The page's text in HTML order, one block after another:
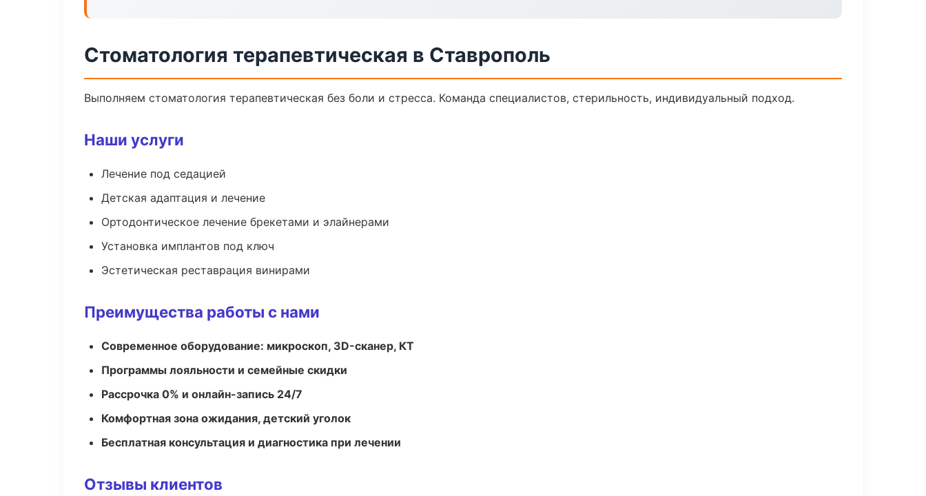
Стоматология терапевтическая в Ставрополь
Выполняем стоматология терапевтическая без боли и стресса. Команда специалистов, стерильность, индивидуальный подход.
Наши услуги
Лечение под седацией
Детская адаптация и лечение
Ортодонтическое лечение брекетами и элайнерами
Установка имплантов под ключ
Эстетическая реставрация винирами
Преимущества работы с нами
Современное оборудование: микроскоп, 3D-сканер, КТ
Программы лояльности и семейные скидки
Рассрочка 0% и онлайн-запись 24/7
Комфортная зона ожидания, детский уголок
Бесплатная консультация и диагностика при лечении
Отзывы клиентов